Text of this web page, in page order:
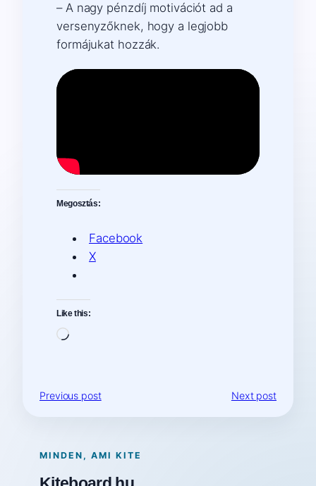
– A nagy pénzdíj motivációt ad a
versenyzőknek, hogy a legjobb
formájukat hozzák.
Megosztás:
Facebook
X
Like this:
Loading…
Previous post Next post
MINDEN, AMI KITE